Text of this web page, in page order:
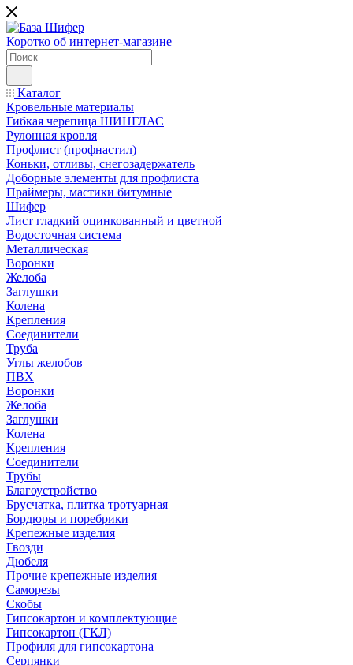
Коротко об интернет-магазине
Каталог
Кровельные материалы
Гибкая черепица ШИНГЛАС
Рулонная кровля
Профлист (профнастил)
Коньки, отливы, снегозадержатель
Доборные элементы для профлиста
Праймеры, мастики битумные
Шифер
Лист гладкий оцинкованный и цветной
Водосточная система
Металлическая
Воронки
Желоба
Заглушки
Колена
Крепления
Соединители
Труба
Углы желобов
ПВХ
Воронки
Желоба
Заглушки
Колена
Крепления
Соединители
Трубы
Благоустройство
Брусчатка, плитка тротуарная
Бордюры и поребрики
Крепежные изделия
Гвозди
Дюбеля
Прочие крепежные изделия
Саморезы
Скобы
Гипсокартон и комплектующие
Гипсокартон (ГКЛ)
Профиля для гипсокартона
Серпянки